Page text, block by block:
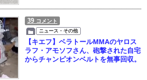
39 コメント
ニュース・その他
【キエフ】ベラトールMMAのヤロス
ラフ・アモソフさん、砲撃された自宅
からチャンピオンベルトを無事回収。